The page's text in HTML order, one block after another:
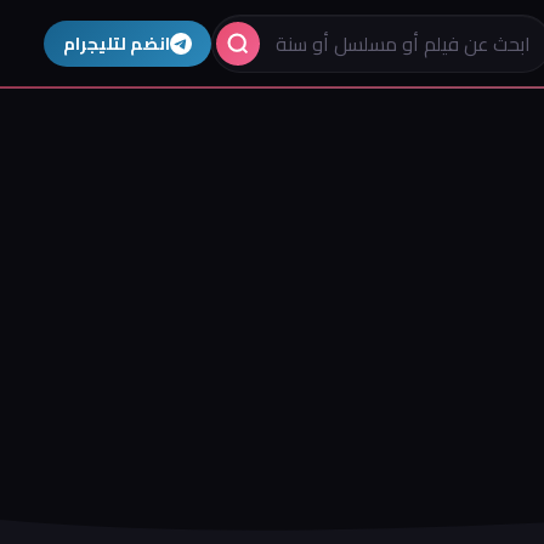
انضم لتليجرام